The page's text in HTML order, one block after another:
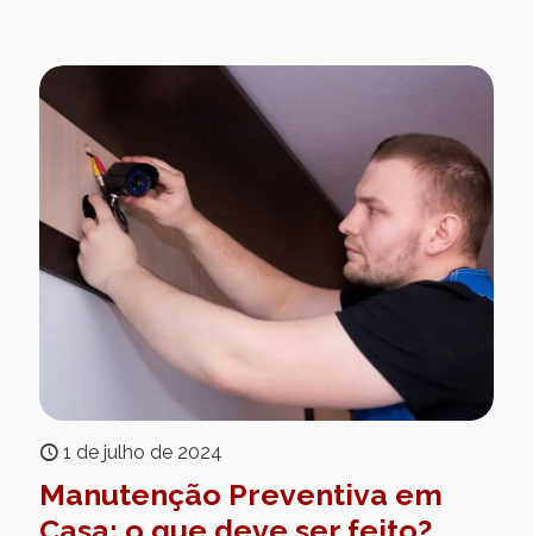
1 de julho de 2024
Manutenção Preventiva em